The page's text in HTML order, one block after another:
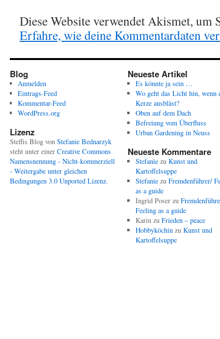
Diese Website verwendet Akismet, um
Erfahre, wie deine Kommentardaten
Blog
Anmelden
Eintrags-Feed
Kommentar-Feed
WordPress.org
Lizenz
Steffis Blog von Stefanie Bednarzyk
steht unter einer Creative Commons
Namensnennung - Nicht-kommerziell
- Weitergabe unter gleichen
Bedingungen 3.0 Unported Lizenz.
Neueste Artikel
Es könnte ja sein …
Wo geht das Licht hin, wenn
Kerze ausbläst?
Oben auf dem Dach
Befreiung vom Überfluss
Urban Gardening in Neuss
Neueste Kommentare
Stefaniezu Kunst und
Kartoffelsuppe
Stefaniezu Fremdenführer/
as a guide
Ingrid Poserzu
Feeling as a guide
Karinzu Frieden – peace
Hobbyköchinzu Kunst und
Kartoffelsuppe